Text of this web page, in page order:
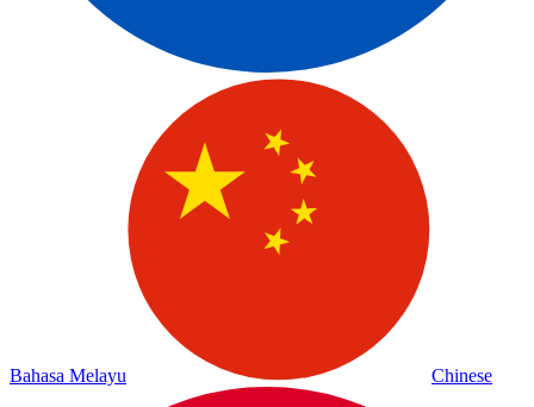
Bahasa Melayu Chinese